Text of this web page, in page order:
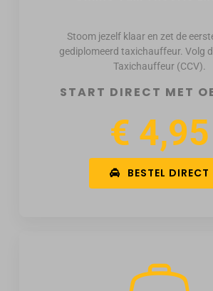
Stoom jezelf klaar en zet de
gediplomeerd taxichauffeur. Volg
Taxichauffeur (CCV).
START DIRECT MET
€ 4,95
BESTEL DIRECT